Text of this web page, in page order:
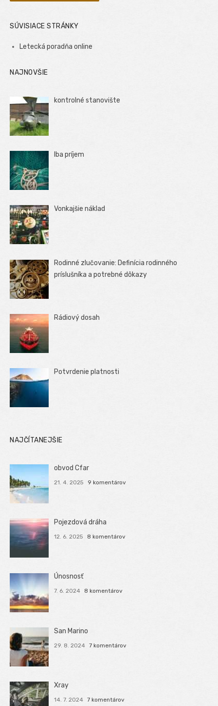
SÚVISIACE STRÁNKY
Letecká poradňa online
NAJNOVŠIE
kontrolné stanovište
Iba príjem
Vonkajšie náklad
Rodinné zlučovanie: Definícia rodinného
príslušníka a potrebné dôkazy
Rádiový dosah
Potvrdenie platnosti
NAJČÍTANEJŠIE
obvod Cfar
21. 4. 2025 9 komentárov
Pojezdová dráha
12. 6. 2025 8 komentárov
Únosnosť
7. 6. 2024 8 komentárov
San Marino
29. 8. 2024 7 komentárov
Xray
14. 7. 2024 7 komentárov